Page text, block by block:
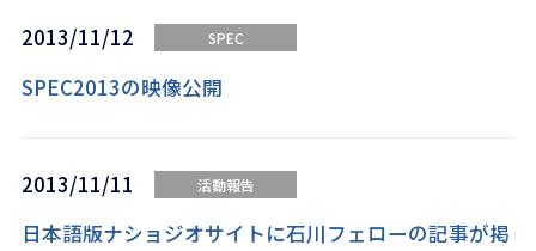
2013/11/12 SPEC
SPEC2013の映像公開
2013/11/11 活動報告
日本語版ナショジオサイトに石川フェローの記事が掲